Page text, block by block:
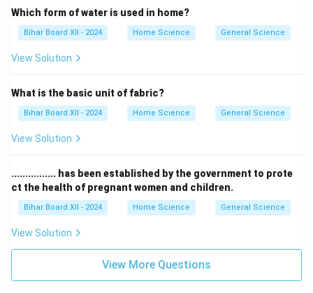
Which form of water is used in home?
Bihar Board XII - 2024 Home Science General Science
View Solution
What is the basic unit of fabric?
Bihar Board XII - 2024 Home Science General Science
View Solution
................ has been established by the government to prote
ct the health of pregnant women and children.
Bihar Board XII - 2024 Home Science General Science
View Solution
View More Questions